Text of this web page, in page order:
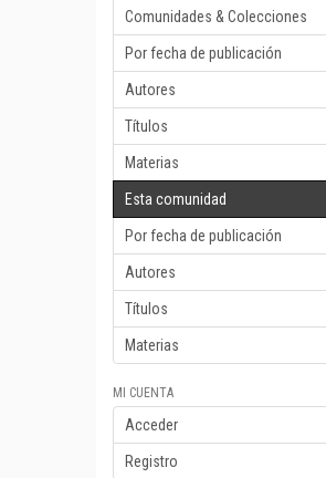
Comunidades & Colecciones
Por fecha de publicación
Autores
Títulos
Materias
Esta comunidad
Por fecha de publicación
Autores
Títulos
Materias
MI CUENTA
Acceder
Registro